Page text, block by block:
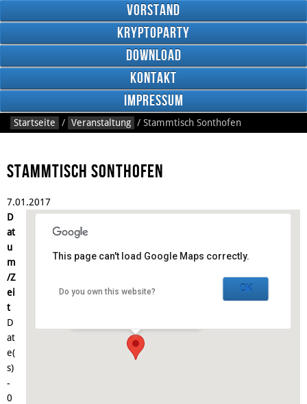
Facebook
RSS
Vorstand
Kryptoparty
Download
Kontakt
Impressum
Startseite / Veranstaltung / Stammtisch Sonthofen
Stammtisch Sonthofen
7.01.2017
Gasthaus Anno 1898
Schnitzerstraße 3 - Sonthofen
This page can't load Google Maps correctly.
Do you own this website? OK
D
at
u
m
/Z
ei
t
D
at
e(
s)
-
0